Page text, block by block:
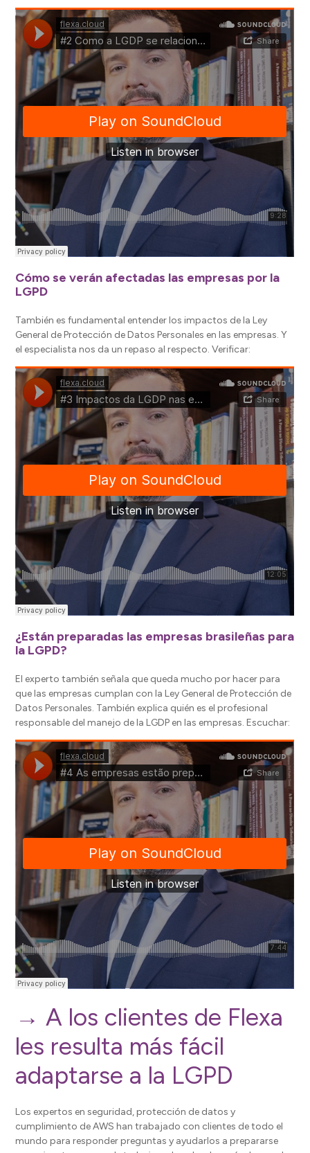
Cómo se verán afectadas las empresas por la
LGPD
También es fundamental entender los impactos de la Ley
General de Protección de Datos Personales en las empresas. Y
el especialista nos da un repaso al respecto. Verificar:
¿Están preparadas las empresas brasileñas para
la LGPD?
El experto también señala que queda mucho por hacer para
que las empresas cumplan con la Ley General de Protección de
Datos Personales. También explica quién es el profesional
responsable del manejo de la LGDP en las empresas. Escuchar:
→ A los clientes de Flexa
les resulta más fácil
adaptarse a la LGPD
Los expertos en seguridad, protección de datos y
cumplimiento de AWS han trabajado con clientes de todo el
mundo para responder preguntas y ayudarlos a prepararse